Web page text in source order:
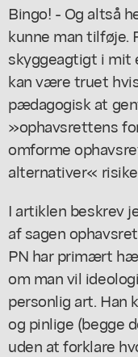
Bingo! - Og altså
kunne man tilføje.
skyggeagtigt i mit
kan være truet
pædagogisk at
»ophavsrettens
omforme
alternativer«
I artiklen beskrev
af sagen
PN har primært
om man vil
personlig art. Han
og pinlige (begge
uden at forklare